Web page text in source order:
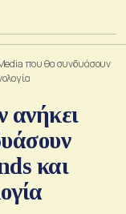
που θα συνδυάσουν
ανήκει
και